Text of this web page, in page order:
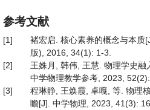
参考文献
[1]
褚宏启. 核心素养的概念与本质
版), 2016, 34(1): 1-3.
[2]
王姝月, 韩伟, 王慧. 物理学史融
中学物理教学参考, 2023, 52(2):
[3]
程琳静, 王焕霞, 卓嘎, 等. 物理
瞻[J]. 中学物理, 2023, 41(3):